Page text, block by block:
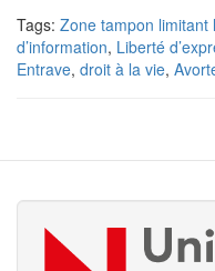
Tags: Zone tampon
d’information, Liberté
Entrave, droit à la vie,